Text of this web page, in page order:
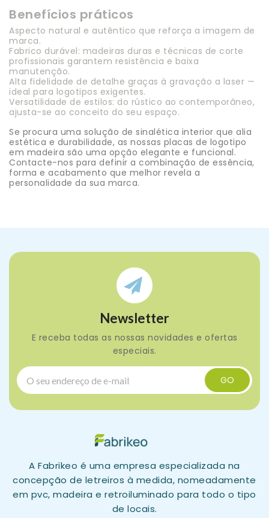
Benefícios práticos
Aspecto natural e autêntico que reforça a imagem de
marca.
Fabrico durável: madeiras duras e técnicas de corte
profissionais garantem resistência e baixa
manutenção.
Alta fidelidade de detalhe graças à gravação a laser —
ideal para logotipos exigentes.
Versatilidade de estilos: do rústico ao contemporâneo,
ajusta-se ao conceito do seu espaço.
Se procura uma solução de sinalética interior que alia
estética e durabilidade, as nossas placas de logotipo
em madeira são uma opção elegante e funcional.
Contacte-nos para definir a combinação de essência,
forma e acabamento que melhor revela a
personalidade da sua marca.
Newsletter
E receba todas as nossas novidades e ofertas
especiais.
A Fabrikeo é uma empresa especializada na
concepção de letreiros à medida, nomeadamente
em pvc, madeira e retroiluminado para todo o tipo
de locais.